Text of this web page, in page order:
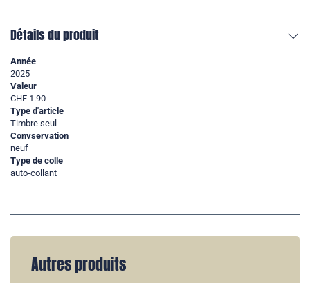
Détails du produit
Année
2025
Valeur
CHF 1.90
Type d'article
Timbre seul
Convservation
neuf
Type de colle
auto-collant
Autres produits